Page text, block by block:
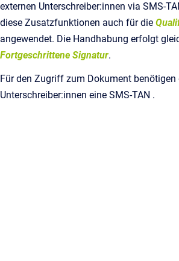
externen Unterschreiber:innen via SMS-
diese Zusatzfunktionen auch für die
angewendet. Die Handhabung erfolgt
Fortgeschrittene Signatur.
Für den Zugriff zum Dokument benötigen
Unterschreiber:innen eine SMS-TAN .